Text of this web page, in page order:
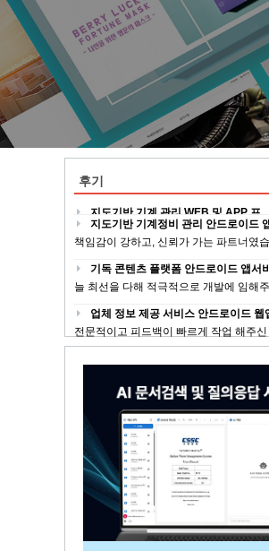
후기
지도기반 기계정비 관리 안드로이드
책임감이 강하고, 신뢰가 가는 파트너였
늘 최선을 다해 적극적으로 개발에 임해
전문적이고 피드백이 빠르게 작업 해주
장기 요양 기관 정보제공 안드로이드
사장님의 경험에서 우러나온 순조롭고
위치 기반 식당 정보 제공 및 메뉴판
까다로운 부분이 있었는데도, 전부 잘 맞
데이팅 하이브리드 앱 디자인 및 개발
기술에 대한 전문성을 가진 대표님이
o2o 해외 통역 가이드 매칭 앱 서비
좀 늦기는 했지만 생각보다 더 잘 만들어
제지 판매 웹 및 모바일앱 쇼핑몰 구축
빠른 시일 내에 웹, 모바일, 안드로이드,